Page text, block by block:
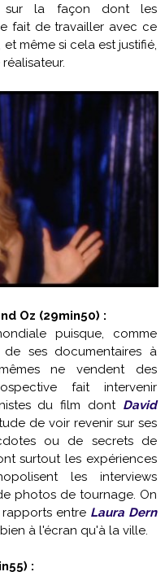
sur la façon dont les
fait de travailler avec ce
même si cela est justifié,
Oz (29min50) :
puisque, comme
ses documentaires à
ne vendent des
fait intervenir
du film dont David
de voir revenir sur ses
ou de secrets de
surtout les expériences
les interviews
photos de tournage. On
entre Laura Dern
à l'écran qu'à la ville.
: